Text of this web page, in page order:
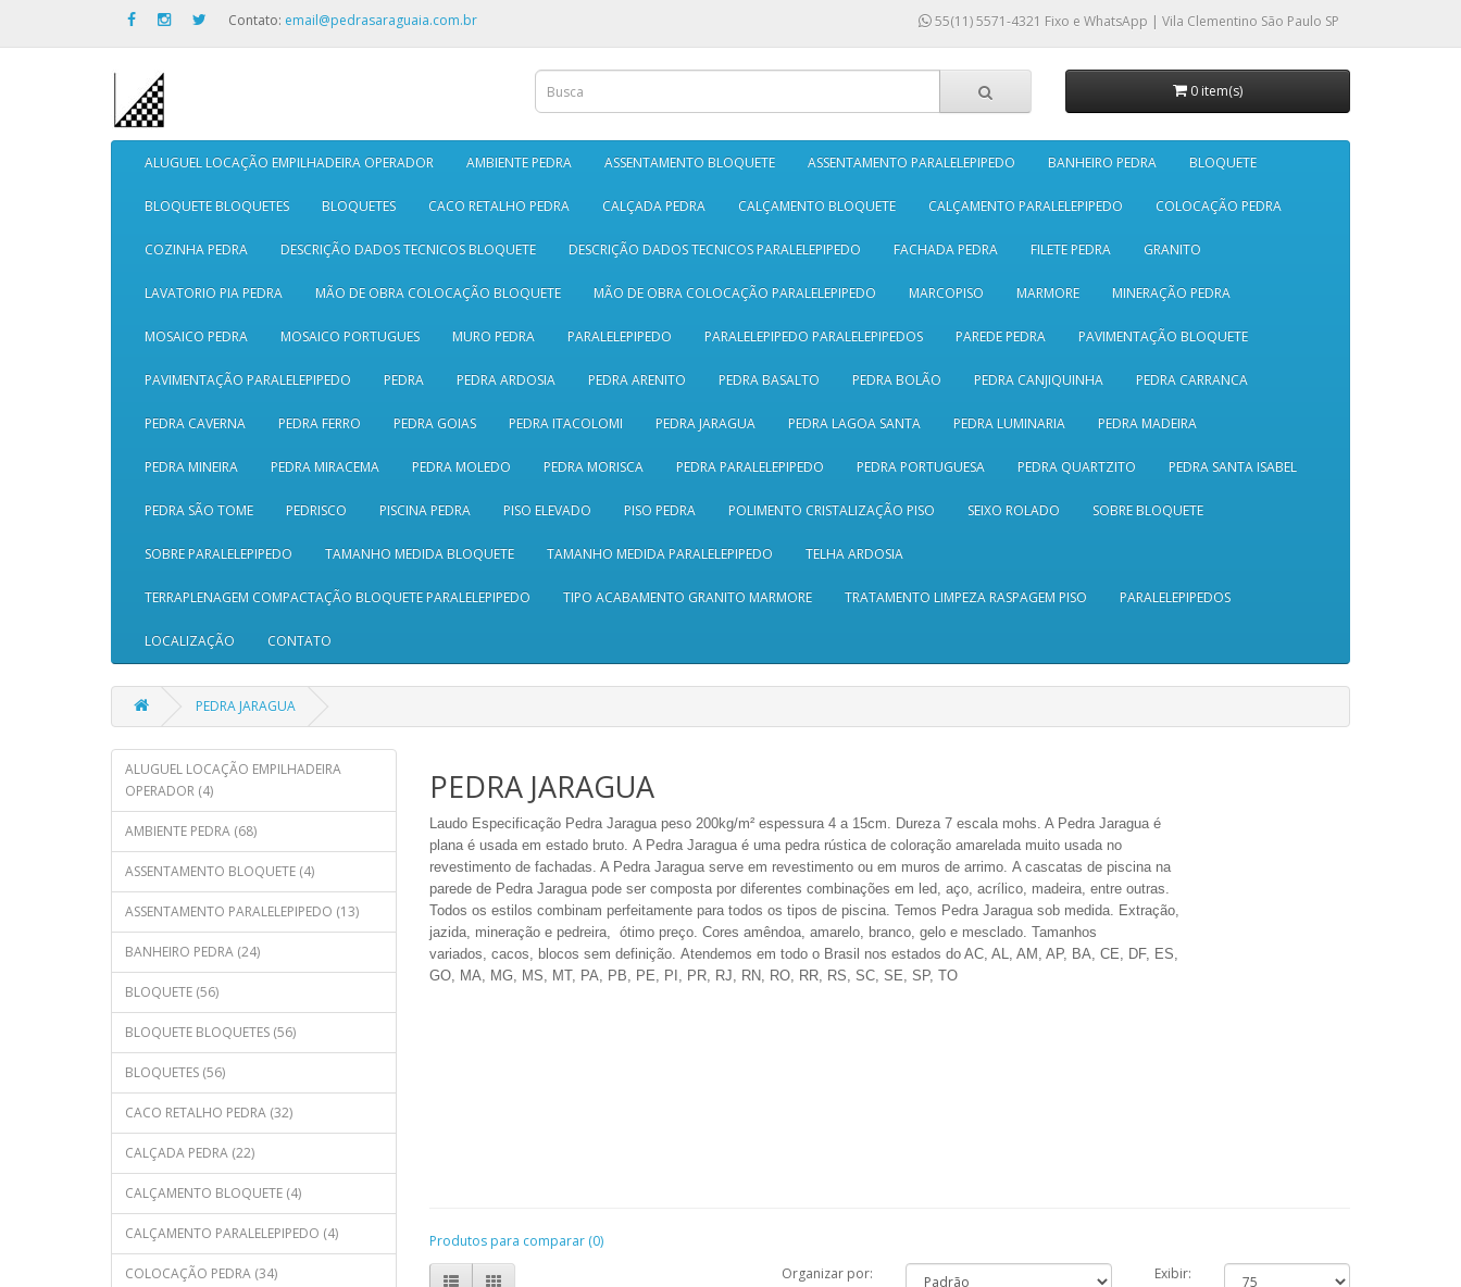
Contato: email@pedrasaraguaia.com.br 55(11) 5571-4321 Fixo e WhatsApp | Vila Clementino São Paulo SP
0 item(s)
ALUGUEL LOCAÇÃO EMPILHADEIRA OPERADOR AMBIENTE PEDRA ASSENTAMENTO BLOQUETE ASSENTAMENTO PARALELEPIPEDO BANHEIRO PEDRA BLOQUETE
BLOQUETE BLOQUETES BLOQUETES CACO RETALHO PEDRA CALÇADA PEDRA CALÇAMENTO BLOQUETE CALÇAMENTO PARALELEPIPEDO COLOCAÇÃO PEDRA
COZINHA PEDRA DESCRIÇÃO DADOS TECNICOS BLOQUETE DESCRIÇÃO DADOS TECNICOS PARALELEPIPEDO FACHADA PEDRA FILETE PEDRA GRANITO
LAVATORIO PIA PEDRA MÃO DE OBRA COLOCAÇÃO BLOQUETE MÃO DE OBRA COLOCAÇÃO PARALELEPIPEDO MARCOPISO MARMORE MINERAÇÃO PEDRA
MOSAICO PEDRA MOSAICO PORTUGUES MURO PEDRA PARALELEPIPEDO PARALELEPIPEDO PARALELEPIPEDOS PAREDE PEDRA PAVIMENTAÇÃO BLOQUETE
PAVIMENTAÇÃO PARALELEPIPEDO PEDRA PEDRA ARDOSIA PEDRA ARENITO PEDRA BASALTO PEDRA BOLÃO PEDRA CANJIQUINHA PEDRA CARRANCA
PEDRA CAVERNA PEDRA FERRO PEDRA GOIAS PEDRA ITACOLOMI PEDRA JARAGUA PEDRA LAGOA SANTA PEDRA LUMINARIA PEDRA MADEIRA
PEDRA MINEIRA PEDRA MIRACEMA PEDRA MOLEDO PEDRA MORISCA PEDRA PARALELEPIPEDO PEDRA PORTUGUESA PEDRA QUARTZITO PEDRA SANTA ISABEL
PEDRA SÃO TOME PEDRISCO PISCINA PEDRA PISO ELEVADO PISO PEDRA POLIMENTO CRISTALIZAÇÃO PISO SEIXO ROLADO SOBRE BLOQUETE
SOBRE PARALELEPIPEDO TAMANHO MEDIDA BLOQUETE TAMANHO MEDIDA PARALELEPIPEDO TELHA ARDOSIA
TERRAPLENAGEM COMPACTAÇÃO BLOQUETE PARALELEPIPEDO TIPO ACABAMENTO GRANITO MARMORE TRATAMENTO LIMPEZA RASPAGEM PISO PARALELEPIPEDOS
LOCALIZAÇÃO CONTATO
PEDRA JARAGUA
ALUGUEL LOCAÇÃO EMPILHADEIRA
OPERADOR (4)
AMBIENTE PEDRA (68)
ASSENTAMENTO BLOQUETE (4)
ASSENTAMENTO PARALELEPIPEDO (13)
BANHEIRO PEDRA (24)
BLOQUETE (56)
BLOQUETE BLOQUETES (56)
BLOQUETES (56)
CACO RETALHO PEDRA (32)
CALÇADA PEDRA (22)
CALÇAMENTO BLOQUETE (4)
CALÇAMENTO PARALELEPIPEDO (4)
COLOCAÇÃO PEDRA (34)
PEDRA JARAGUA
Laudo Especificação Pedra Jaragua peso 200kg/m² espessura 4 a 15cm. Dureza 7 escala mohs. A Pedra Jaragua é
plana é usada em estado bruto. A Pedra Jaragua é uma pedra rústica de coloração amarelada muito usada no
revestimento de fachadas. A Pedra Jaragua serve em revestimento ou em muros de arrimo. A cascatas de piscina na
parede de Pedra Jaragua pode ser composta por diferentes combinações em led, aço, acrílico, madeira, entre outras.
Todos os estilos combinam perfeitamente para todos os tipos de piscina. Temos Pedra Jaragua sob medida. Extração,
jazida, mineração e pedreira, ótimopreço. Cores amêndoa, amarelo, branco, gelo e mesclado. Tamanhos
variados, cacos, blocos sem definição. Atendemos em todo o Brasil nos estados do AC, AL, AM, AP, BA, CE, DF, ES,
GO, MA, MG, MS, MT, PA, PB, PE, PI, PR, RJ, RN, RO, RR, RS, SC, SE, SP, TO
Produtos para comparar (0)
Organizar por:
Exibir: